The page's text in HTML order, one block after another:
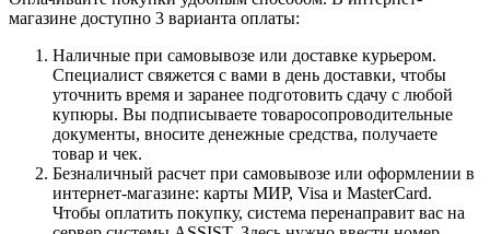
магазине доступно 3 варианта оплаты:
Наличные при самовывозе или доставке курьером.
Специалист свяжется с вами в день доставки, чтобы
уточнить время и заранее подготовить сдачу с любой
купюры. Вы подписываете товаросопроводительные
документы, вносите денежные средства, получаете
товар и чек.
Безналичный расчет при самовывозе или оформлении в
интернет-магазине: карты МИР, Visa и MasterCard.
Чтобы оплатить покупку, система перенаправит вас на